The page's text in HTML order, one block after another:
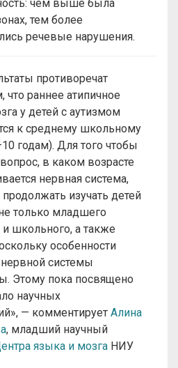
чем выше была
тем более
речевые нарушения.
противоречат
что раннее атипичное
у детей с аутизмом
к среднему школьному
годам). Для того чтобы
в каком возрасте
нервная система,
изучать детей
только младшего
и школьного, а также
особенности
системы
Этому пока посвящено
научных
— комментирует Алина
, младший научный
языка и мозга НИУ